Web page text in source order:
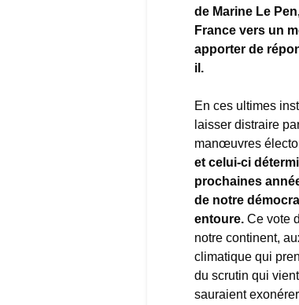
de Marine Le
France vers un
apporter de
il.
En ces ultimes
laisser distraire
manœuvres
et celui-ci
prochaines
de notre
entoure. Ce vote
notre continent,
climatique qui
du scrutin qui
sauraient